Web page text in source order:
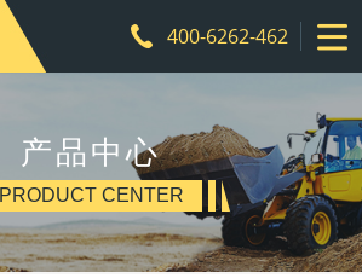
400-6262-462
产品中心
PRODUCT CENTER